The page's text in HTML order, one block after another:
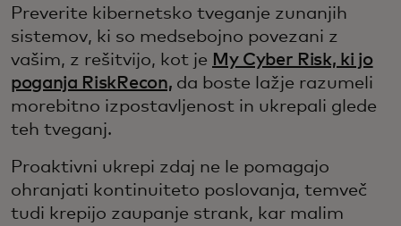
Preverite kibernetsko tveganje zunanjih
sistemov, ki so medsebojno povezani z
vašim, z rešitvijo, kot je My Cyber Risk, ki jo
poganja RiskRecon, da boste lažje razumeli
morebitno izpostavljenost in ukrepali glede
teh tveganj.
Proaktivni ukrepi zdaj ne le pomagajo
ohranjati kontinuiteto poslovanja, temveč
tudi krepijo zaupanje strank, kar malim